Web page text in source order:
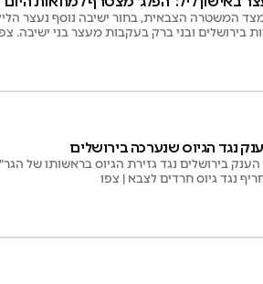
המשטרה הצבאית, בחור ישיבה נוסף נעצר
בירושלים ובני ברק בעקבות מעצר בני ישיבה.
נגד הגיוס שנערכה בירושלים
בירושלים נגד גזירת הגיוס בראשותו של
נגד גיוס חרדים לצבא | צפו